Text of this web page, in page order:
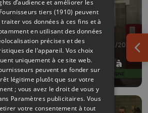
09/02/2026
de l'aïkido en visite à
d’audience et améliorer les
Fournisseurs tiers (1910) peuvent
vos données à ces fins et à
en utilisant des données
précises et des
de l’appareil. Vos choix
uniquement à ce site web.
peuvent se fonder sur
légitime plutôt que sur votre
; vous avez le droit de vous y
Paramètres publicitaires. Vous
votre consentement à tout